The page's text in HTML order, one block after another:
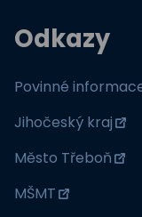
Odkazy
Povinné
Jihočeský kraj
Město Třeboň
MŠMT